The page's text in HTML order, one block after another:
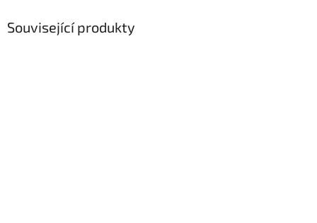
Související produkty